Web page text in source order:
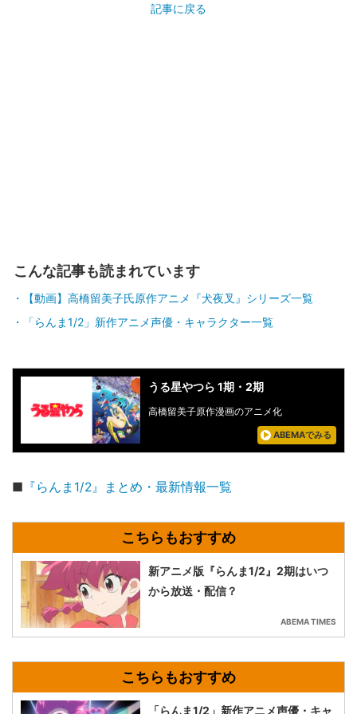
記事に戻る
こんな記事も読まれています
【動画】高橋留美子氏原作アニメ『犬夜叉』シリーズ一覧
「らんま1/2」新作アニメ声優・キャラクター一覧
うる星やつら 1期・2期
高橋留美子原作漫画のアニメ化
ABEMAでみる
■ 『らんま1/2』まとめ・最新情報一覧
新アニメ版『らんま1/2』2期はいつ
から放送・配信？
ABEMA TIMES
「らんま1/2」新作アニメ声優・キャ